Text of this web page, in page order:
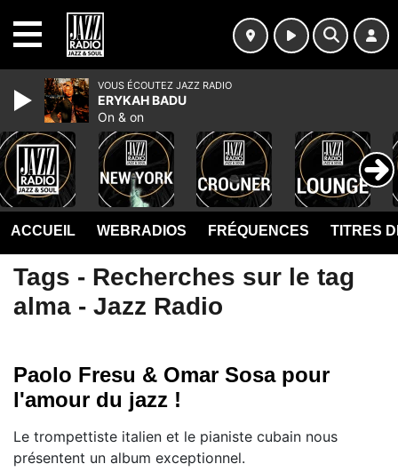
ACCUEIL WEBRADIOS FRÉQUENCES TITRES
Tags - Recherches sur le tag
alma - Jazz Radio
Paolo Fresu & Omar Sosa pour
l'amour du jazz !
Le trompettiste italien et le pianiste cubain nous
présentent un album exceptionnel.
VOUS ÉCOUTEZ JAZZ RADIO
ERYKAH BADU
On & on